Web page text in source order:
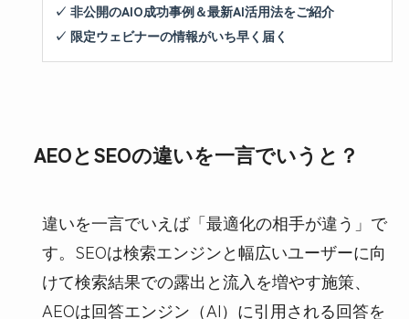
✓ 非公開のAIO成功事例＆最新AI活用法をご紹介
✓ 限定ウェビナーの情報がいち早く届く
AEOとSEOの違いを一言でいうと？
違いを一言でいえば「最適化の相手が違う」で
す。SEOは検索エンジンと幅広いユーザーに向
けて検索結果での露出と流入を増やす施策、
AEOは回答エンジン（AI）に引用される回答を